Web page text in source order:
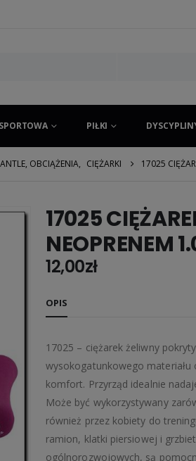
PIŁKI
OBCIĄŻENIA, CIĘŻARKI 17025
17025
NEOPRENEM
12,00zł
OPIS
17025 – ciężarek żeliwny
wysokogatunkowego
komfort. Przyrząd idealnie
Może być wykorzystywany
również przez kobiety do
ramion, klatki piersiowej i
ogólnorozwojowych, są